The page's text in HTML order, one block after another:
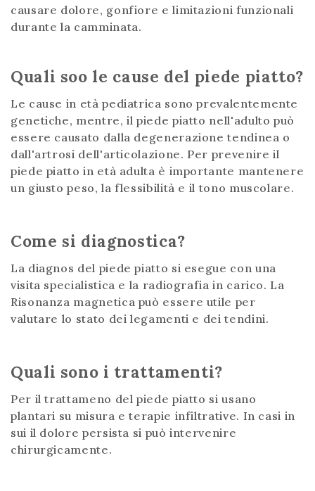
causare dolore, gonfiore e limitazioni funzionali
durante la camminata.
Quali soo le cause del piede piatto?
Le cause in età pediatrica sono prevalentemente
genetiche, mentre, il piede piatto nell'adulto può
essere causato dalla degenerazione tendinea o
dall'artrosi dell'articolazione. Per prevenire il
piede piatto in età adulta è importante mantenere
un giusto peso, la flessibilità e il tono muscolare.
Come si diagnostica?
La diagnos del piede piatto si esegue con una
visita specialistica e la radiografia in carico. La
Risonanza magnetica può essere utile per
valutare lo stato dei legamenti e dei tendini.
Quali sono i trattamenti?
Per il trattameno del piede piatto si usano
plantari su misura e terapie infiltrative. In casi in
sui il dolore persista si può intervenire
chirurgicamente.